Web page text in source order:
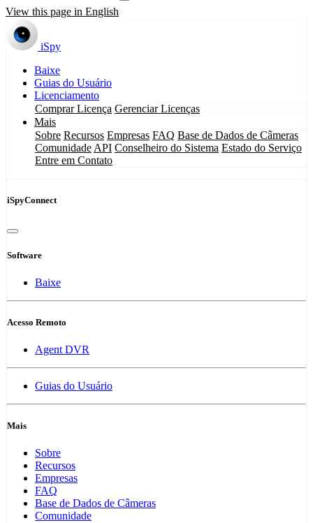
View this page in English
iSpy
Baixe
Guias do Usuário
Licenciamento
Comprar Licença Gerenciar Licenças
Mais
Sobre Recursos Empresas FAQ Base de Dados de Câmeras
Comunidade API Conselheiro do Sistema Estado do Serviço
Entre em Contato
iSpyConnect
Software
Baixe
Acesso Remoto
Agent DVR
Guias do Usuário
Mais
Sobre
Recursos
Empresas
FAQ
Base de Dados de Câmeras
Comunidade